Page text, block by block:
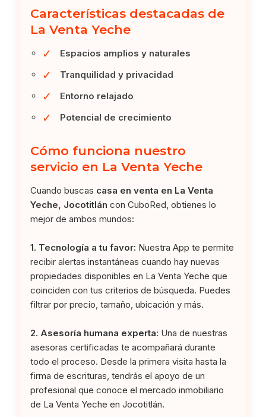
Características destacadas de
La Venta Yeche
✓ Espacios amplios y naturales
✓ Tranquilidad y privacidad
✓ Entorno relajado
✓ Potencial de crecimiento
Cómo funciona nuestro
servicio en La Venta Yeche
Cuando buscas casa en venta en La Venta
Yeche, Jocotitlán con CuboRed, obtienes lo
mejor de ambos mundos:
1. Tecnología a tu favor: Nuestra App te permite
recibir alertas instantáneas cuando hay nuevas
propiedades disponibles en La Venta Yeche que
coinciden con tus criterios de búsqueda. Puedes
filtrar por precio, tamaño, ubicación y más.
2. Asesoría humana experta: Una de nuestras
asesoras certificadas te acompañará durante
todo el proceso. Desde la primera visita hasta la
firma de escrituras, tendrás el apoyo de un
profesional que conoce el mercado inmobiliario
de La Venta Yeche en Jocotitlán.